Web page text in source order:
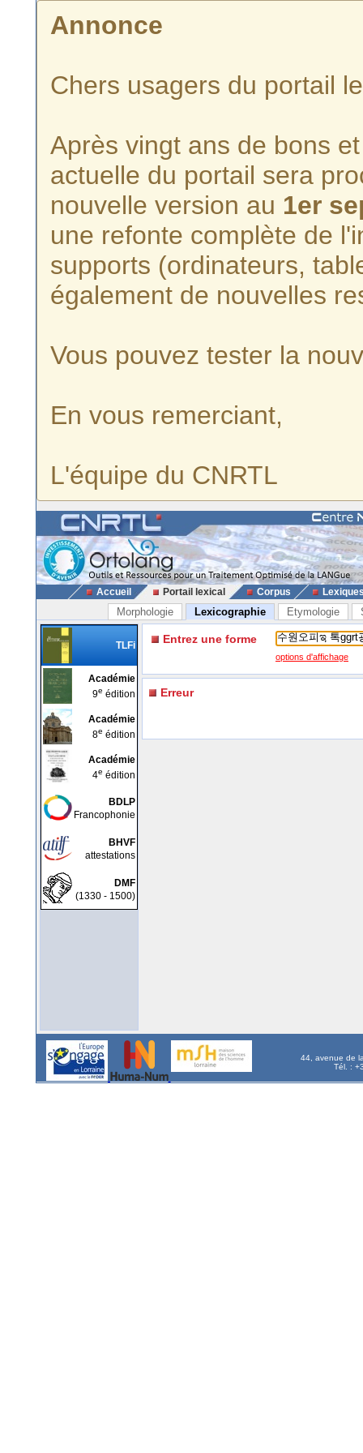
Annonce
Chers usagers du portail
Après vingt ans de bons
actuelle du portail sera
nouvelle version au 1er
une refonte complète de
supports (ordinateurs,
également de nouvelles
Vous pouvez tester la
En vous remerciant,
L'équipe du CNRTL
Accueil Portail lexical Corpus
Morphologie Lexicographie Etymologie
TLFi
Académie
9e édition
Académie
8e édition
Académie
4e édition
BDLP
Francophonie
BHVF
attestations
DMF
(1330 - 1500)
Entrez une forme
options d'affichage
Erreur
44, avenue de
Tél. :